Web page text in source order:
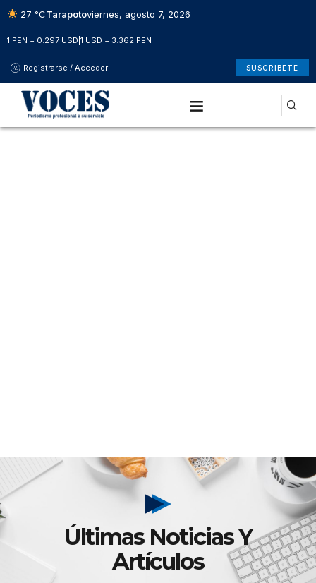
27 °CTarapotoviernes, agosto 7, 2026
1 PEN = 0.297 USD 1 USD = 3.362 PEN
Registrarse / Acceder SUSCRÍBETE
Últimas Noticias Y
Artículos